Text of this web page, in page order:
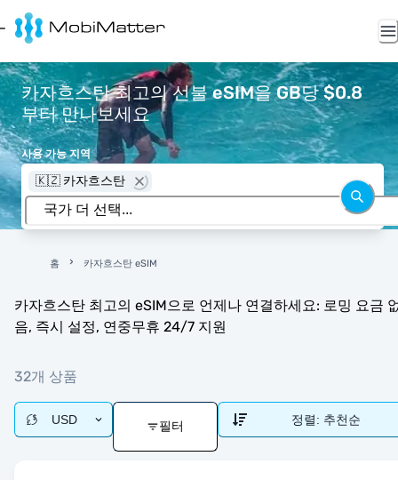
카자흐스탄 최고의 선불 eSIM을 GB당 $0.8
부터 만나보세요
사용 가능 지역
🇰🇿 카자흐스탄
홈 카자흐스탄 eSIM
카자흐스탄 최고의 eSIM으로 언제나 연결하세요: 로밍 요금
음, 즉시 설정, 연중무휴 24/7 지원
32개 상품
USD 필터 정렬: 추천순